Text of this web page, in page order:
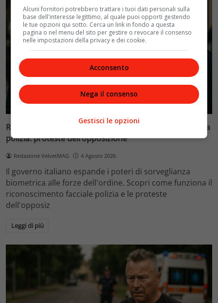
Politica
Riconoscimento facciale, il governo accelera i poteri alla
polizia: proteste dell’opposizione
Redazione VelvetMAG 4 Agosto 2026
Il governo italiano espande i poteri di sorveglianza
biometrica alle forze dell'ordine. Scopri come funziona il
riconoscimento facciale polizia e le proteste
dell'opposiz
Leggi di più
Alcuni fornitori potrebbero trattare i tuoi dati personali sulla
base dell'interesse legittimo, al quale puoi opporti gestendo
le tue opzioni qui sotto. Cerca un link in fondo a questa
pagina o nel menu del sito per gestire o revocare il consenso
nelle impostazioni della privacy e dei cookie.
Acconsento
Nega il consenso
Gestisci le opzioni